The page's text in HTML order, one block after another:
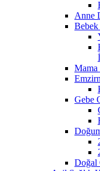
Anne
Bebek
Mama
Gebe
Doğal